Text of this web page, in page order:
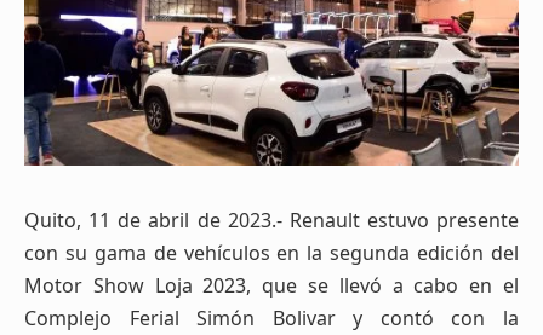
Quito, 11 de abril de 2023.- Renault estuvo presente
con su gama de vehículos en la segunda edición del
Motor Show Loja 2023, que se llevó a cabo en el
Complejo Ferial Simón Bolivar y contó con la